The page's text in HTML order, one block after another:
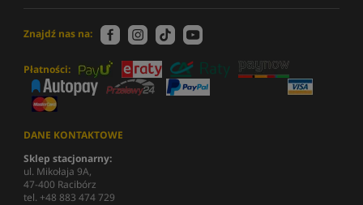
Znajdź nas na:
Płatności:
DANE KONTAKTOWE
Sklep stacjonarny:
ul. Mikołaja 9A,
47-400 Racibórz
tel. +48 883 474 729